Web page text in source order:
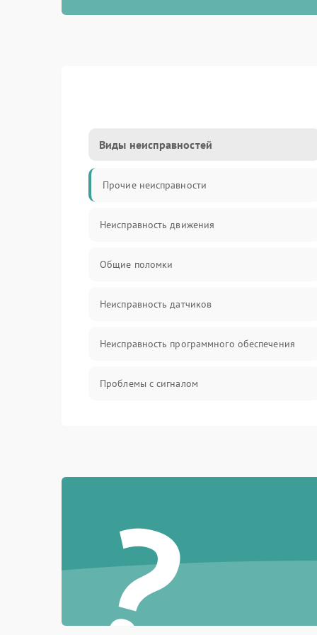
Виды неисправностей
Прочие неисправности
Неисправность движения
Общие поломки
Неисправность датчиков
Неисправность программного обеспечения
Проблемы с сигналом
Проблемы с механикой
Режим работы
Программные сбои
?